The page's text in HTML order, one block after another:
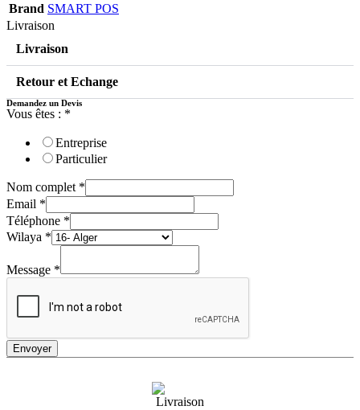
Brand SMART POS
Livraison
Livraison
Retour et Echange
Demandez un Devis
Vous êtes : *
Entreprise
Particulier
Nom complet *
Email *
Téléphone *
Wilaya *
Message *
Envoyer